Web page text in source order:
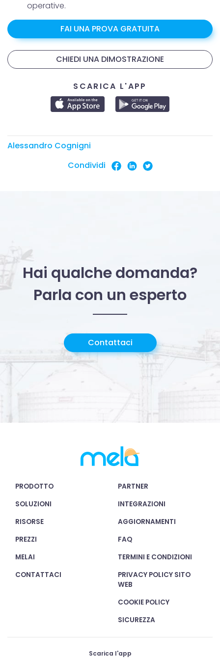
nostri partner che si occupano di analisi dei dati web,
con altre informazioni che hai fornito loro o che hanno
raccolto dal tuo utilizzo dei loro servizi.
operative.
FAI UNA PROVA GRATUITA
CHIEDI UNA DIMOSTRAZIONE
SCARICA L'APP
Alessandro Cognigni
Condividi
Hai qualche domanda?
Parla con un esperto
Contattaci
PRODOTTO
SOLUZIONI
RISORSE
PREZZI
MELAI
CONTATTACI
PARTNER
INTEGRAZIONI
AGGIORNAMENTI
FAQ
TERMINI E CONDIZIONI
PRIVACY POLICY SITO
WEB
COOKIE POLICY
SICUREZZA
Scarica l'app